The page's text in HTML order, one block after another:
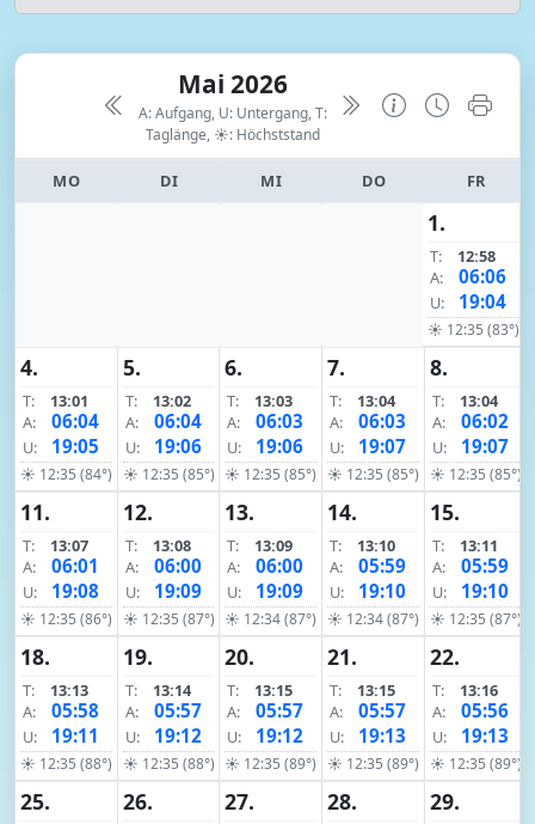
Mai 2026
A: Aufgang, U: Untergang, T:
Taglänge, ☀: Höchststand
MO DI MI DO FR
1.
T:
12:58
A:
06:06
U: 19:04
☀ 12:35 (83°)
4.
T:
13:01
A:
06:04
U: 19:05
☀ 12:35 (84°)
5.
T:
13:02
A:
06:04
U: 19:06
☀ 12:35 (85°)
6.
T:
13:03
A:
06:03
U: 19:06
☀ 12:35 (85°)
7.
T:
13:04
A:
06:03
U: 19:07
☀ 12:35 (85°)
8.
T:
13:04
A:
06:02
U: 19:07
☀ 12:35 (85°)
11.
T:
13:07
A:
06:01
U: 19:08
☀ 12:35 (86°)
12.
T:
13:08
A:
06:00
U: 19:09
☀ 12:35 (87°)
13.
T:
13:09
A:
06:00
U: 19:09
☀ 12:34 (87°)
14.
T:
13:10
A:
05:59
U: 19:10
☀ 12:34 (87°)
15.
T:
13:11
A:
05:59
U: 19:10
☀ 12:35 (87°)
18.
T:
13:13
A:
05:58
U: 19:11
☀ 12:35 (88°)
19.
T:
13:14
A:
05:57
U: 19:12
☀ 12:35 (88°)
20.
T:
13:15
A:
05:57
U: 19:12
☀ 12:35 (89°)
21.
T:
13:15
A:
05:57
U: 19:13
☀ 12:35 (89°)
22.
T:
13:16
A:
05:56
U: 19:13
☀ 12:35 (89°)
25. 26. 27. 28. 29.